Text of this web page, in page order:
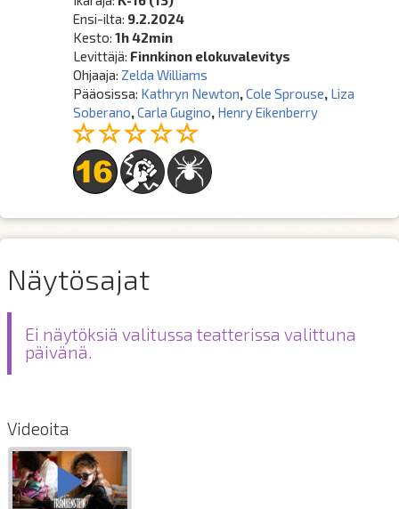
Ensi-ilta: 9.2.2024
Kesto:1h 42min
Levittäjä: Finnkinon elokuvalevitys
Ohjaaja: Zelda Williams
Pääosissa: Kathryn Newton,Cole Sprouse, Liza
Soberano,Carla Gugino, Henry Eikenberry
Näytösajat
Ei näytöksiä valitussa teatterissa valittuna
päivänä.
Videoita